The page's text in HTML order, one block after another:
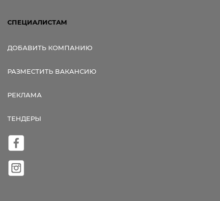
СПЕЦИАЛИСТАМ
ДОБАВИТЬ КОМПАНИЮ
РАЗМЕСТИТЬ ВАКАНСИЮ
РЕКЛАМА
ТЕНДЕРЫ